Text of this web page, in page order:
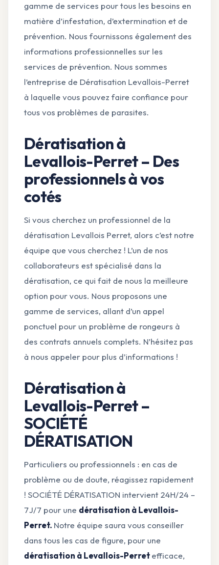
gamme de services pour tous les besoins en
matière d’infestation, d’extermination et de
prévention. Nous fournissons également des
informations professionnelles sur les
services de prévention. Nous sommes
l’entreprise de Dératisation Levallois-Perret
à laquelle vous pouvez faire confiance pour
tous vos problèmes de parasites.
Dératisation à
Levallois-Perret – Des
professionnels à vos
cotés
Si vous cherchez un professionnel de la
dératisation Levallois Perret, alors c’est notre
équipe que vous cherchez ! L’un de nos
collaborateurs est spécialisé dans la
dératisation, ce qui fait de nous la meilleure
option pour vous. Nous proposons une
gamme de services, allant d’un appel
ponctuel pour un problème de rongeurs à
des contrats annuels complets. N’hésitez pas
à nous appeler pour plus d’informations !
Dératisation à
Levallois-Perret –
SOCIÉTÉ
DÉRATISATION
Particuliers ou professionnels : en cas de
problème ou de doute, réagissez rapidement
! SOCIÉTÉ DÉRATISATION intervient 24H/24 –
7J/7 pour une dératisation à Levallois-
Perret. Notre équipe saura vous conseiller
dans tous les cas de figure, pour une
dératisation à Levallois-Perretefficace,